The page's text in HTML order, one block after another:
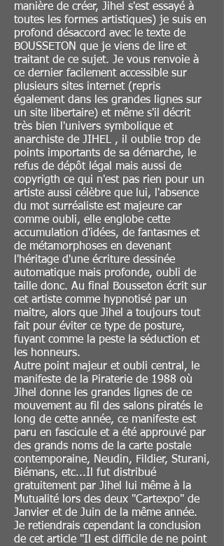
manière de créer, Jihel s'est essayé à
toutes les formes artistiques) je suis en
profond désaccord avec le texte de
BOUSSETON que je viens de lire et
traitant de ce sujet. Je vous renvoie à
ce dernier facilement accessible sur
plusieurs sites internet (repris
également dans les grandes lignes sur
un site libertaire) et même s'il décrit
très bien l'univers symbolique et
anarchiste de JIHEL , il oublie trop de
points importants de sa démarche, le
refus de dépôt légal mais aussi de
copyrigth ce qui n'est pas rien pour un
artiste aussi célèbre que lui, l'absence
du mot surréaliste est majeure car
comme oubli, elle englobe cette
accumulation d'idées, de fantasmes et
de métamorphoses en devenant
l'héritage d'une écriture dessinée
automatique mais profonde, oubli de
taille donc. Au final Bousseton écrit sur
cet artiste comme hypnotisé par un
maitre, alors que Jihel a toujours tout
fait pour éviter ce type de posture,
fuyant comme la peste la séduction et
les honneurs.
Autre point majeur et oubli central, le
manifeste de la Piraterie de 1988 où
Jihel donne les grandes lignes de ce
mouvement au fil des salons piratés le
long de cette année, ce manifeste est
paru en fascicule et a été approuvé par
des grands noms de la carte postale
contemporaine, Neudin, Fildier, Sturani,
Biémans, etc...Il fut distribué
gratuitement par Jihel lui même à la
Mutualité lors des deux "Cartexpo" de
Janvier et de Juin de la même année.
Je retiendrais cependant la conclusion
de cet article "Il est difficile de ne point